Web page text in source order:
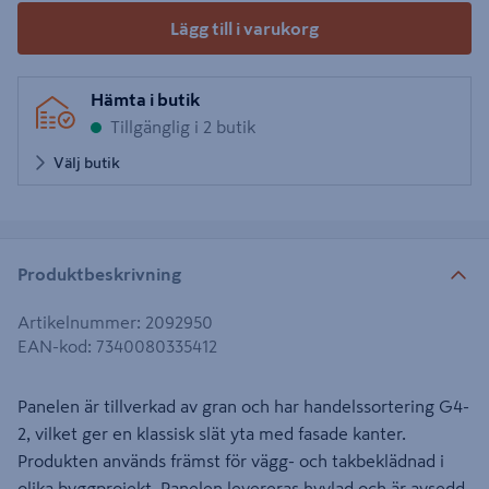
Lägg till i varukorg
Hämta i butik
Tillgänglig i 2 butik
Välj butik
Produktbeskrivning
Artikelnummer: 2092950
EAN-kod: 7340080335412
Panelen är tillverkad av gran och har handelssortering G4-
2, vilket ger en klassisk slät yta med fasade kanter.
Produkten används främst för vägg- och takbeklädnad i